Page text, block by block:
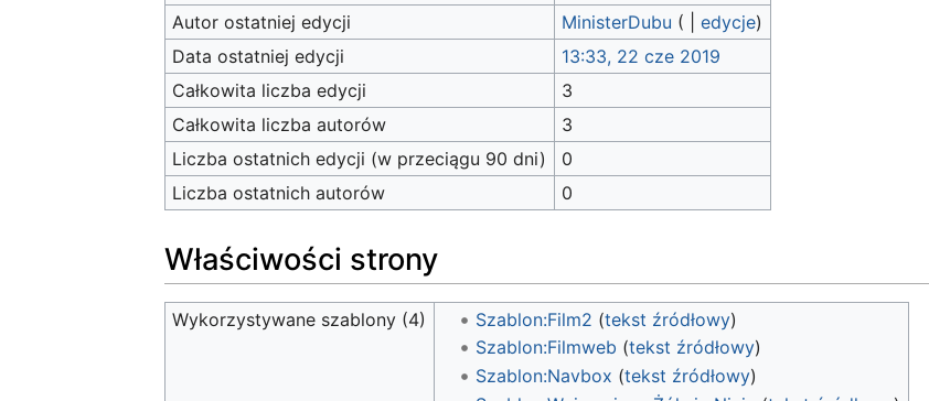
Autor ostatniej edycji
MinisterDubu ( |edycje)
Data ostatniej edycji
13:33, 22 cze 2019
Całkowita liczba edycji
3
Całkowita liczba autorów
3
Liczba ostatnich edycji (w przeciągu 90 dni)
0
Liczba ostatnich autorów
0
Właściwości strony
Wykorzystywane szablony (4) Szablon:Film2 (tekst źródłowy)
Szablon:Filmweb (tekst źródłowy)
Szablon:Navbox (tekst źródłowy)